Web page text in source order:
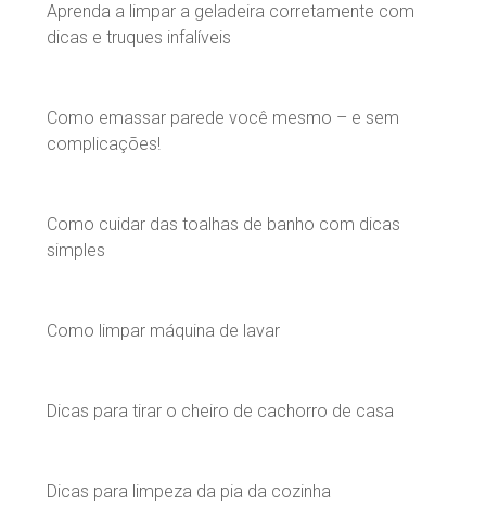
Aprenda a limpar a geladeira corretamente com
dicas e truques infalíveis
Como emassar parede você mesmo – e sem
complicações!
Como cuidar das toalhas de banho com dicas
simples
Como limpar máquina de lavar
Dicas para tirar o cheiro de cachorro de casa
Dicas para limpeza da pia da cozinha